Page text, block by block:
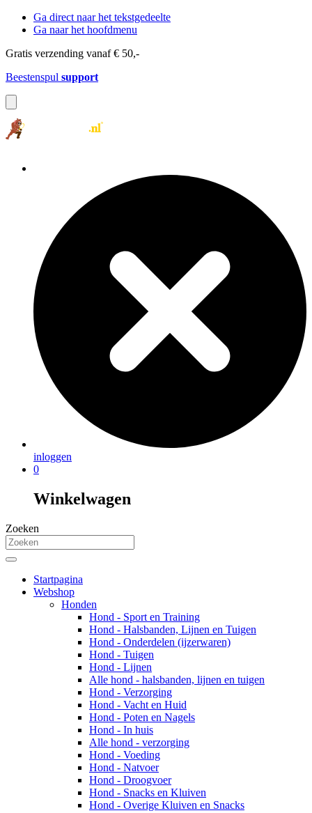
Ga direct naar het tekstgedeelte
Ga naar het hoofdmenu
Gratis verzending vanaf € 50,-
Beestenspul support
inloggen
0
Winkelwagen
Zoeken
Startpagina
Webshop
Honden
Hond - Sport en Training
Hond - Halsbanden, Lijnen en Tuigen
Hond - Onderdelen (ijzerwaren)
Hond - Tuigen
Hond - Lijnen
Alle hond - halsbanden, lijnen en tuigen
Hond - Verzorging
Hond - Vacht en Huid
Hond - Poten en Nagels
Hond - In huis
Alle hond - verzorging
Hond - Voeding
Hond - Natvoer
Hond - Droogvoer
Hond - Snacks en Kluiven
Hond - Overige Kluiven en Snacks